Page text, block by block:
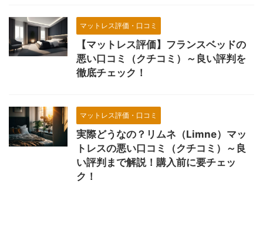
マットレス評価・口コミ
【マットレス評価】フランスベッドの
悪い口コミ（クチコミ）～良い評判を
徹底チェック！
マットレス評価・口コミ
実際どうなの？リムネ（Limne）マッ
トレスの悪い口コミ（クチコミ）～良
い評判まで解説！購入前に要チェッ
ク！